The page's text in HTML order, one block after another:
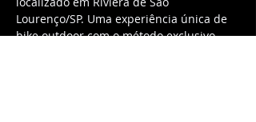
Lourenço/SP. Uma experiência única de
bike outdoor com o método exclusivo